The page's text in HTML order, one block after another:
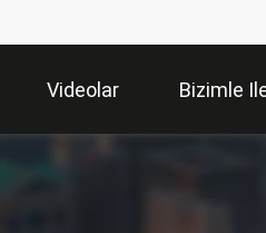
Videolar Bizimle